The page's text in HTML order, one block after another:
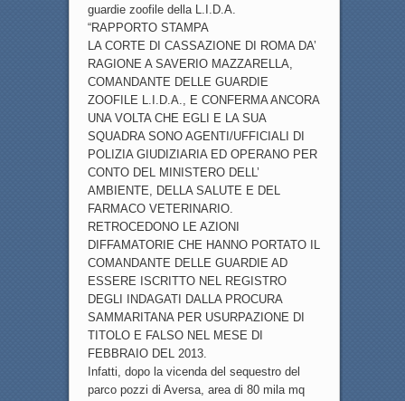
guardie zoofile della L.I.D.A.
“RAPPORTO STAMPA
LA CORTE DI CASSAZIONE DI ROMA DA’
RAGIONE A SAVERIO MAZZARELLA,
COMANDANTE DELLE GUARDIE
ZOOFILE L.I.D.A., E CONFERMA ANCORA
UNA VOLTA CHE EGLI E LA SUA
SQUADRA SONO AGENTI/UFFICIALI DI
POLIZIA GIUDIZIARIA ED OPERANO PER
CONTO DEL MINISTERO DELL’
AMBIENTE, DELLA SALUTE E DEL
FARMACO VETERINARIO.
RETROCEDONO LE AZIONI
DIFFAMATORIE CHE HANNO PORTATO IL
COMANDANTE DELLE GUARDIE AD
ESSERE ISCRITTO NEL REGISTRO
DEGLI INDAGATI DALLA PROCURA
SAMMARITANA PER USURPAZIONE DI
TITOLO E FALSO NEL MESE DI
FEBBRAIO DEL 2013.
Infatti, dopo la vicenda del sequestro del
parco pozzi di Aversa, area di 80 mila mq